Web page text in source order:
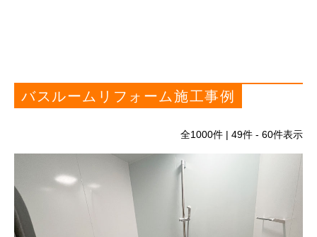
バスルームリフォーム施工事例
全1000件 | 49件 - 60件表示